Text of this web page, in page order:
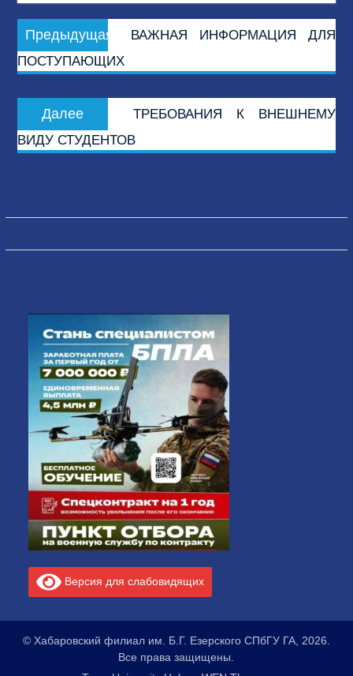
Навигация
по
записям
Предыдущая
запись:
ВАЖНАЯ ИНФОРМАЦИЯ ДЛЯ
ПОСТУПАЮЩИХ
Далее
запись:
ТРЕБОВАНИЯ К ВНЕШНЕМУ
ВИДУ СТУДЕНТОВ
Версия для слабовидящих
© Хабаровский филиал им. Б.Г. Езерского СПбГУ ГА, 2026.
Все права защищены.